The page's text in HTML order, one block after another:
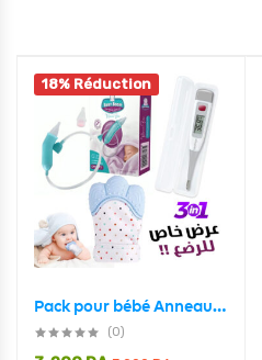
18% Réduction
Pack pour bébé Anneau de dentition en Silicone ,Thermo-mètre et Mouche Bébé
(0)